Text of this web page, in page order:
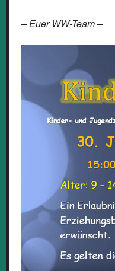
– Euer WW-Team –